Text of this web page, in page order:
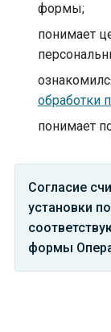
формы;
понимает
обработки
понимает
Согласие
установки
формы